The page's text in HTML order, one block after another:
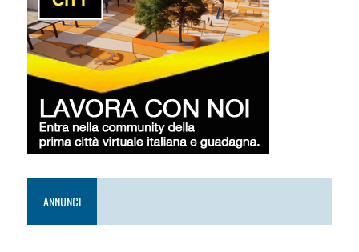
ANNUNCI